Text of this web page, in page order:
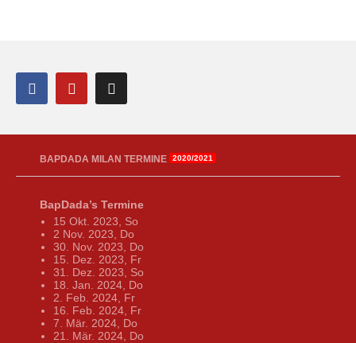
BAPDADA MILAN TERMINE 2020/2021
BapDada’s Termine
15 Okt. 2023, So
2 Nov. 2023, Do
30. Nov. 2023, Do
15. Dez. 2023, Fr
31. Dez. 2023, So
18. Jan. 2024, Do
2. Feb. 2024, Fr
16. Feb. 2024, Fr
7. Mär. 2024, Do
21. Mär. 2024, Do